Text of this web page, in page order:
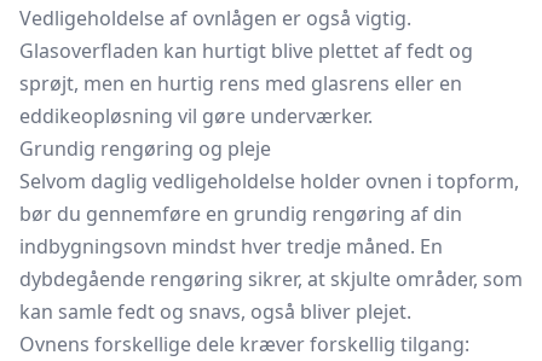
Vedligeholdelse af ovnlågen er også vigtig.
Glasoverfladen kan hurtigt blive plettet af fedt og
sprøjt, men en hurtig rens med glasrens eller en
eddikeopløsning vil gøre underværker.
Grundig rengøring og pleje
Selvom daglig vedligeholdelse holder ovnen i topform,
bør du gennemføre en grundig rengøring af din
indbygningsovn mindst hver tredje måned. En
dybdegående rengøring sikrer, at skjulte områder, som
kan samle fedt og snavs, også bliver plejet.
Ovnens forskellige dele kræver forskellig tilgang: